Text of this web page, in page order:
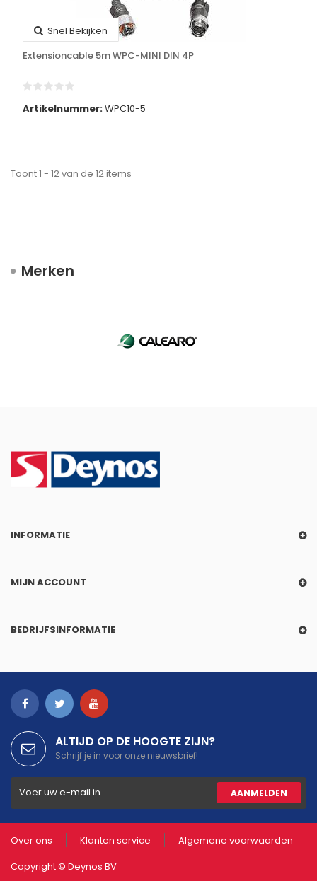
Snel Bekijken
Extensioncable 5m WPC-MINI DIN 4P
Artikelnummer:WPC10-5
Toont 1 - 12 van de 12 items
Merken
INFORMATIE
MIJN ACCOUNT
BEDRIJFSINFORMATIE
ALTIJD OP DE HOOGTE ZIJN?
Schrijf je in voor onze nieuwsbrief!
AANMELDEN
Over ons Klanten service
Algemene voorwaarden
Copyright © Deynos BV